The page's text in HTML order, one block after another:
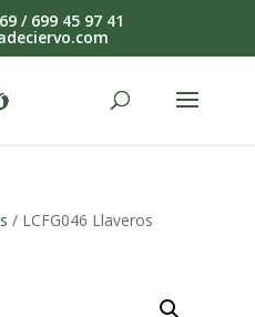
/ 699 45 97 41
/ LCFG046 Llaveros